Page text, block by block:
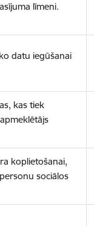
līmeni.
datu iegūšanai
kas tiek
koplietošanai,
sociālos